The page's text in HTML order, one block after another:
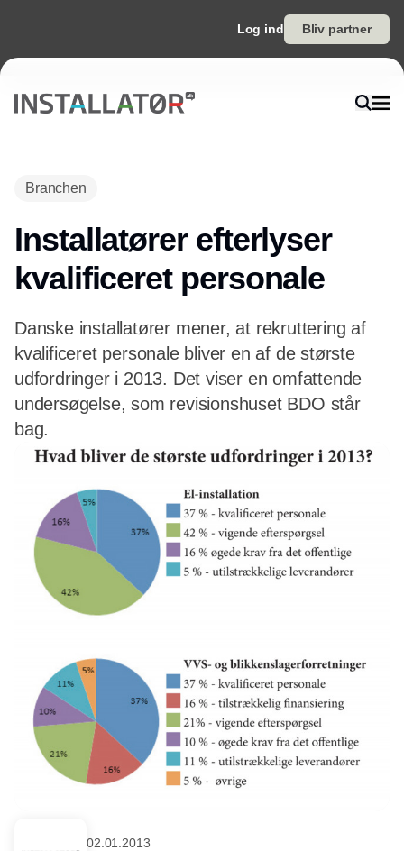
Log ind Bliv partner
Branchen
Installatører efterlyser
kvalificeret personale
Danske installatører mener, at rekruttering af
kvalificeret personale bliver en af de største
udfordringer i 2013. Det viser en omfattende
undersøgelse, som revisionshuset BDO står
bag.
02.01.2013